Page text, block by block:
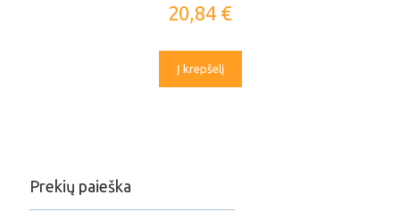
20,84 €
Į krepšelį
Prekių paieška